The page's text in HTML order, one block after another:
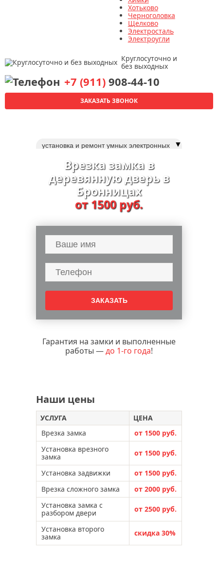
Хотьково
Черноголовка
Щелково
Электросталь
Электроугли
Круглосуточно и
без выходных
+7 (911) 908-44-10
ЗАКАЗАТЬ ЗВОНОК
установка и ремонт умных электронных
ремонт магнитных замков
ремонт замка зажигания
взлом замков
вскрытие, замена почтовых замков
перекодировка замков
замки
установка двери гармошка
обивка двери мдф
обивка двери дерматином
вскрытие капота и багажника авто
установка дверных доводчиков
▼
Врезка замка в
деревянную дверь в
Бронницах
от 1500 руб.
Гарантия на замки и выполненные
работы —до 1-го года!
Наши цены
УСЛУГА
ЦЕНА
Врезка замка
от 1500 руб.
Установка врезного
замка
от 1500 руб.
Установка задвижки
от 1500 руб.
Врезка сложного замка
от 2000 руб.
Установка замка с
разбором двери
от 2500 руб.
Установка второго
замка
скидка 30%